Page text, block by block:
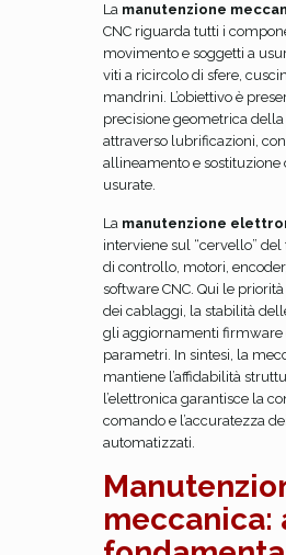
La manutenzione
CNC riguarda tutti i
movimento e soggetti a
viti a ricircolo di sfere,
mandrini. L’obiettivo è
precisione geometrica
attraverso lubrificazioni,
allineamento e sostituzione
usurate.
La manutenzione
interviene sul “cervello”
di controllo, motori,
software CNC. Qui le
dei cablaggi, la stabilità
gli aggiornamenti firmware
parametri. In sintesi, la
mantiene l’affidabilità
l’elettronica garantisce la
comando e l’accuratezza
automatizzati.